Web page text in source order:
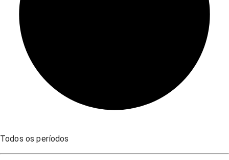
Todos os períodos